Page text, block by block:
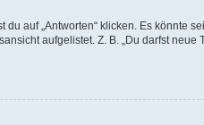
auf „Antworten“ klicken. Es könnte
aufgelistet. Z. B. „Du darfst neue